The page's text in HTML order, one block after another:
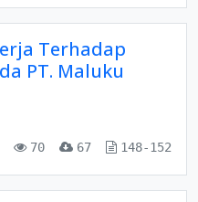
Terhadap
PT. Maluku
70 67 148-152